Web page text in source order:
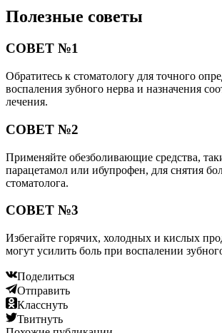
Полезные советы
СОВЕТ №1
Обратитесь к стоматологу для точного
воспаления зубного нерва и назначения
лечения.
СОВЕТ №2
Применяйте обезболивающие средства,
парацетамол или ибупрофен, для снятия
стоматолога.
СОВЕТ №3
Избегайте горячих, холодных и кислых
могут усилить боль при воспалении
Поделиться
Отправить
Класснуть
Твитнуть